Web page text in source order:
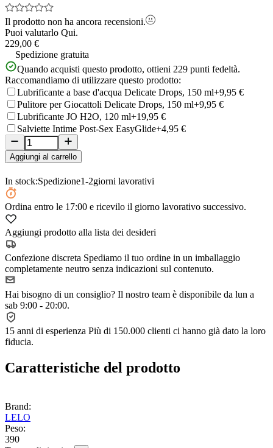
Il prodotto non ha ancora recensioni.
Puoi valutarlo Qui.
229,00 €
Spedizione gratuita
Quando acquisti questo prodotto, ottieni 229 punti fedeltà.
Raccomandiamo di utilizzare questo prodotto:
Lubrificante a base d'acqua Delicate Drops, 150 ml+9,95 €
Pulitore per Giocattoli Delicate Drops, 150 ml+9,95 €
Lubrificante JO H2O, 120 ml+19,95 €
Salviette Intime Post-Sex EasyGlide+4,95 €
Aggiungi al carrello
In stock:Spedizione1-2giorni lavorativi
Ordina entro le 17:00 e ricevilo il giorno lavorativo successivo.
Aggiungi prodotto alla lista dei desideri
Confezione discreta Spediamo il tuo ordine in un imballaggio
completamente neutro senza indicazioni sul contenuto.
Hai bisogno di un consiglio? Il nostro team è disponibile da lun a
sab 9:00 - 20:00.
15 anni di esperienza Più di 150.000 clienti ci hanno già dato la loro
fiducia.
Caratteristiche del prodotto
Brand:
LELO
Peso:
390